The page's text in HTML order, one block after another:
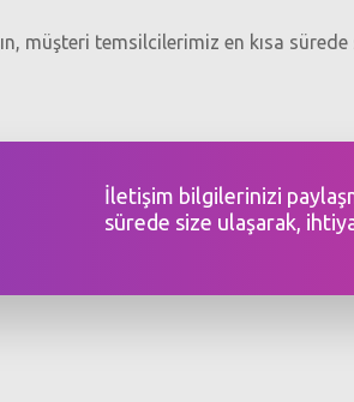
müşteri temsilcilerimiz en kısa sürede
İletişim bilgilerinizi
sürede size ulaşarak,